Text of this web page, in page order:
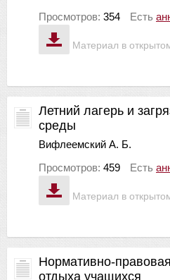
Материал в
Просмотров: 354 Есть
Материал в
Летний лагерь и
среды
Вифлеемский А. Б.
Просмотров: 459 Есть
Нормативно-
отдыха учащихся